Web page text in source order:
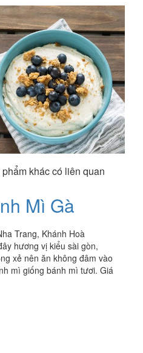
khác có liên quan
Mì Gà
Trang, Khánh Hoà
hương vị kiểu sài gòn,
xẻ nên ăn không đâm vào
mì giống bánh mì tươi. Giá